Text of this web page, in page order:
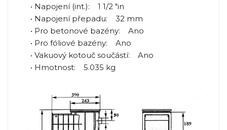
• Napojení (int.): 1 1/2 "in
• Napojení přepadu: 32 mm
• Pro betonové bazény: Ano
• Pro fóliové bazény: Ano
• Vakuový kotouč součástí: Ano
• Hmotnost: 5.035 kg